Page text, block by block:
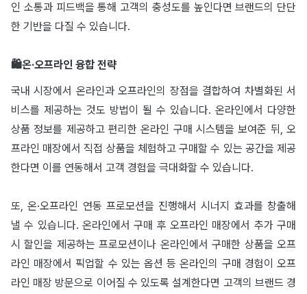
인 소통과 피드백을 통해 고객의 충성도를 높인다면 브랜드의 단단
한 기반을 다질 수 있습니다.
🛍온·오프라인 융합 전략
국내 시장에서 온라인과 오프라인의 장점을 결합하여 차별화된 서
비스를 제공하는 것도 방법이 될 수 있습니다. 온라인에서 다양한
상품 정보를 제공하고 편리한 온라인 구매 시스템을 보여준 뒤, 오
프라인 매장에서 직접 상품을 체험하고 구매할 수 있는 공간을 제공
한다면 이를 연동해서 고객 경험을 극대화할 수 있습니다.
또, 온·오프라인 연동 프로모션을 진행해서 시너지 효과를 창출해
낼 수 있습니다. 온라인에서 구매 후 오프라인 매장에서 추가 구매
시 할인을 제공하는 프로모션이나 온라인에서 구매한 상품을 오프
라인 매장에서 픽업할 수 있는 옵션 등 온라인의 구매 경험이 오프
라인 매장 방문으로 이어질 수 있도록 설계한다면 고객의 브랜드 경